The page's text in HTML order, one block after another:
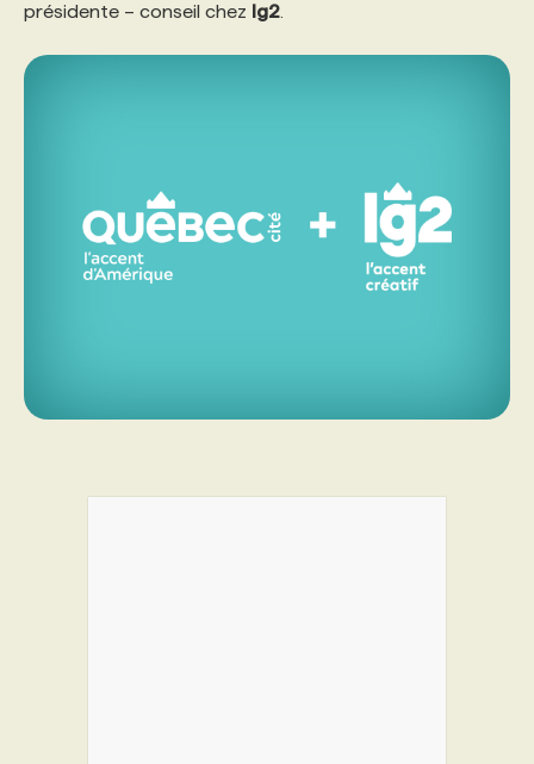
présidente – conseil chez lg2